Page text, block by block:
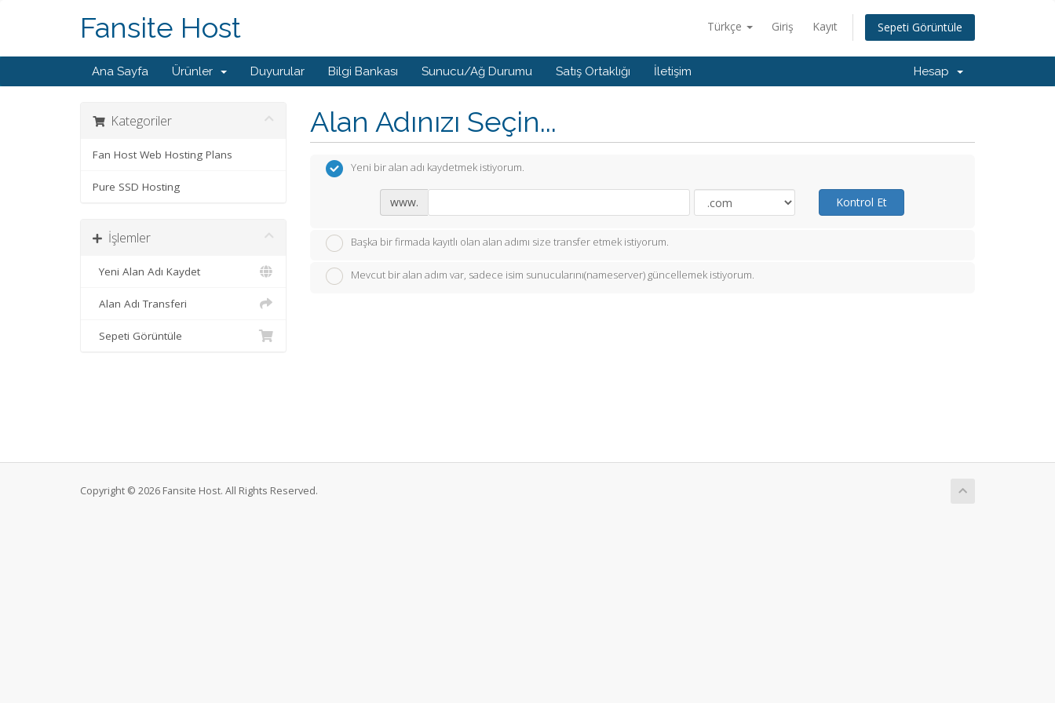
Türkçe Giriş Kayıt Sepeti Görüntüle
Fansite Host
Ana Sayfa Ürünler Duyurular Bilgi Bankası Sunucu/Ağ Durumu Satış Ortaklığı İletişim Hesap
Kategoriler
Fan Host Web Hosting Plans
Pure SSD Hosting
İşlemler
Yeni Alan Adı Kaydet
Alan Adı Transferi
Sepeti Görüntüle
Alan Adınızı Seçin...
Yeni bir alan adı kaydetmek istiyorum.
www. Kontrol Et
Başka bir firmada kayıtlı olan alan adımı size transfer etmek istiyorum.
Mevcut bir alan adım var, sadece isim sunucularını(nameserver) güncellemek istiyorum.
Copyright © 2026 Fansite Host. All Rights Reserved.